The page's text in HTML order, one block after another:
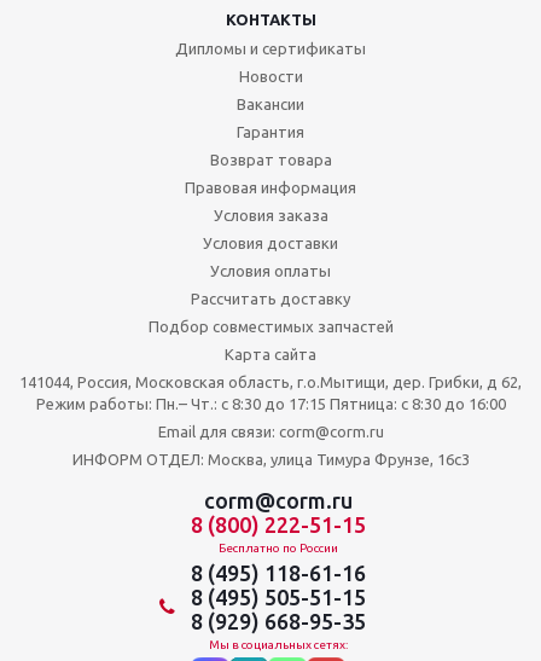
КОНТАКТЫ
Дипломы и сертификаты
Новости
Вакансии
Гарантия
Возврат товара
Правовая информация
Условия заказа
Условия доставки
Условия оплаты
Рассчитать доставку
Подбор совместимых запчастей
Карта сайта
141044, Россия, Московская область, г.о.Мытищи, дер. Грибки, д 62,
Режим работы: Пн.– Чт.: с 8:30 до 17:15 Пятница: c 8:30 до 16:00
Email для связи: corm@corm.ru
ИНФОРМ ОТДЕЛ: Москва, улица Тимура Фрунзе, 16с3
corm@corm.ru
8 (800) 222-51-15
Бесплатно по России
8 (495) 118-61-16
8 (495) 505-51-15
8 (929) 668-95-35
Мы в социальных сетях: